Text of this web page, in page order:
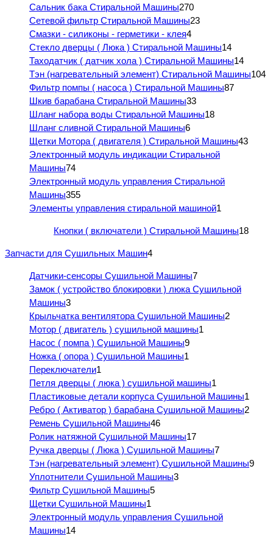
Сальник бака Стиральной Машины270
Сетевой фильтр Стиральной Машины23
Смазки - силиконы - герметики - клея4
Стекло дверцы ( Люка ) Стиральной Машины14
Таходатчик ( датчик хола ) Стиральной Машины14
Тэн (нагревательный элемент) Стиральной Машины104
Фильтр помпы ( насоса ) Стиральной Машины87
Шкив барабана Стиральной Машины33
Шланг набора воды Стиральной Машины18
Шланг сливной Стиральной Машины6
Щетки Мотора ( двигателя ) Стиральной Машины43
Электронный модуль индикации Стиральной
Машины74
Электронный модуль управления Стиральной
Машины355
Элементы управления стиральной машиной1
Кнопки ( включатели ) Стиральной Машины18
Запчасти для Сушильных Машин4
Датчики-сенсоры Сушильной Машины7
Замок ( устройство блокировки ) люка Сушильной
Машины3
Крыльчатка вентилятора Сушильной Машины2
Мотор ( двигатель ) сушильной машины1
Насос ( помпа ) Сушильной Машины9
Ножка ( опора ) Сушильной Машины1
Переключатели1
Петля дверцы ( люка ) сушильной машины1
Пластиковые детали корпуса Сушильной Машины1
Ребро ( Активатор ) барабана Сушильной Машины2
Ремень Сушильной Машины46
Ролик натяжной Сушильной Машины17
Ручка дверцы ( Люка ) Сушильной Машины7
Тэн (нагревательный элемент) Сушильной Машины9
Уплотнители Сушильной Машины3
Фильтр Сушильной Машины5
Щетки Сушильной Машины1
Электронный модуль управления Сушильной
Машины14